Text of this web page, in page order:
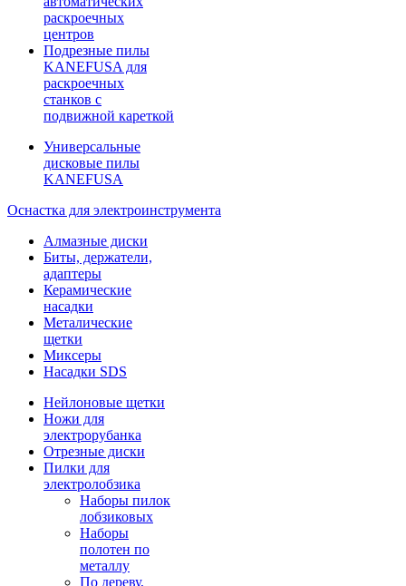
раскроечных
центров
Подрезные пилы
KANEFUSA для
раскроечных
станков с
подвижной кареткой
Универсальные
дисковые пилы
KANEFUSA
Оснастка для электроинструмента
Алмазные диски
Биты, держатели,
адаптеры
Керамические
насадки
Металические
щетки
Миксеры
Насадки SDS
Нейлоновые щетки
Ножи для
электрорубанка
Отрезные диски
Пилки для
электролобзика
Наборы пилок
лобзиковых
Наборы
полотен по
металлу
По дереву,